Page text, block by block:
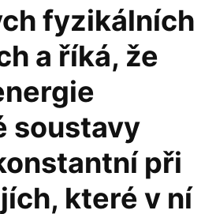
fyzikálních
a říká, že
soustavy
při
které v ní